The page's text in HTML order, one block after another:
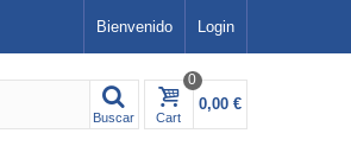
Bienvenido Login
Buscar Cart
0
0,00 €